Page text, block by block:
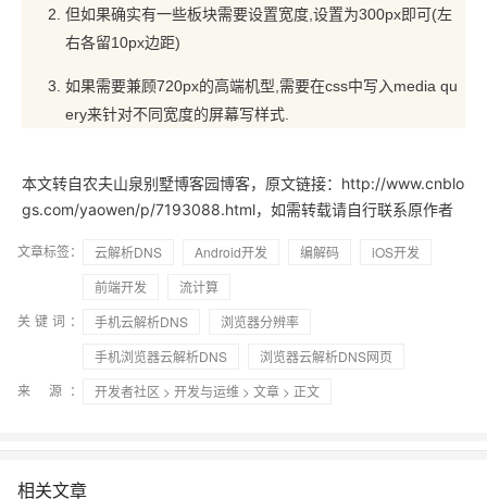
但如果确实有一些板块需要设置宽度,设置为300px即可(左
右各留10px边距)
如果需要兼顾720px的高端机型,需要在css中写入media qu
ery来针对不同宽度的屏幕写样式.
本文转自农夫山泉别墅博客园博客，原文链接：http://www.cnblo
gs.com/yaowen/p/7193088.html，如需转载请自行联系原作者
文章标签： 云解析DNS Android开发 编解码
iOS开发
前端开发
流计算
关键词：
手机云解析DNS
浏览器分辨率
手机浏览器云解析DNS
浏览器云解析DNS网页
来 源：
开发者社区 > 开发与运维 > 文章 > 正文
相关文章